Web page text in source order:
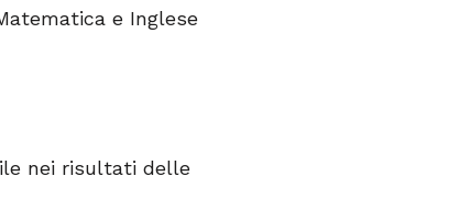
e Inglese
nei risultati delle